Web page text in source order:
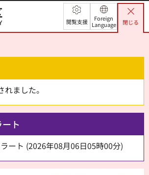
閲覧支援
Foreign
Language
閉じる
ました。
ト
ート (2026年08月06日05時00分)